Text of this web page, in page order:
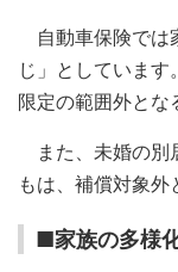
自動車保険では
じ」としていま
限定の範囲外とな
また、未婚の別
もは、補償対象外
■家族の多様